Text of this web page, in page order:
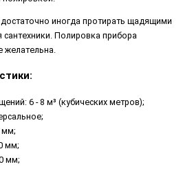
иногда протирать щадящими
Полировка прибора
желательна.
6 - 8 м³ (кубических метров);
мм;
мм;
мм;